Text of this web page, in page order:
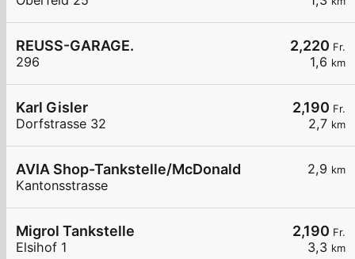
2,220 Fr.
1,6 km
REUSS-GARAGE.
296
2,190 Fr.
2,7 km
Karl Gisler
Dorfstrasse 32
2,9 km
AVIA Shop-Tankstelle/McDonald
Kantonsstrasse
2,190 Fr.
3,3 km
Migrol Tankstelle
Elsihof 1